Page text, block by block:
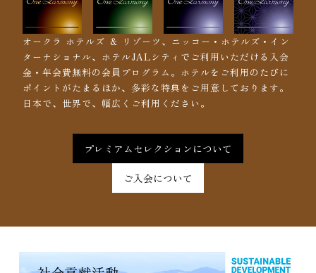
オークラ ホテルズ ＆ リゾーツ、ニッコー・ホテルズ・イン
ターナショナル、ホテルJALシティでご利用いただける入会
金・年会費無料の会員プログラム。ホテルをご利用のたびに
ポイントがたまるほか、多彩な特典をご用意しております。
日本で、世界で、幅広くご利用ください。
プレミアムセレクションについて
ご入会について